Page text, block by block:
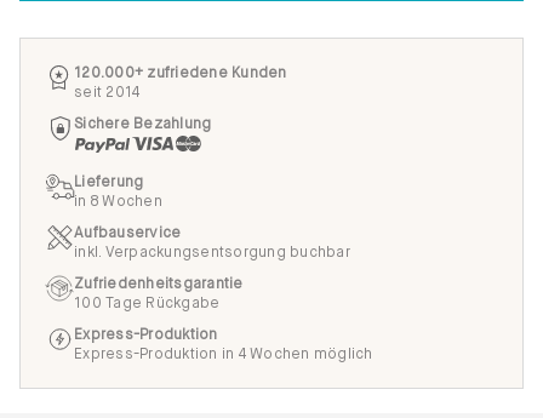
120.000+ zufriedene Kunden
seit 2014
Sichere Bezahlung
Lieferung
in 8 Wochen
Aufbauservice
inkl. Verpackungsentsorgung buchbar
Zufriedenheitsgarantie
100 Tage Rückgabe
Express-Produktion
Express-Produktion in 4 Wochen möglich